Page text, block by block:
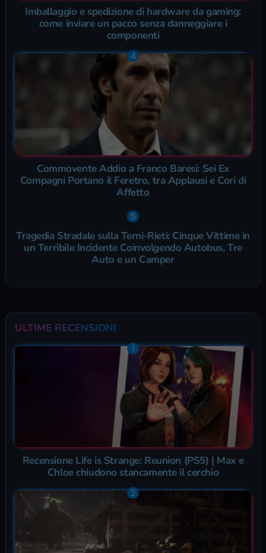
Imballaggio e spedizione di hardware da gaming:
come inviare un pacco senza danneggiare i
componenti
Commovente Addio a Franco Baresi: Sei Ex
Compagni Portano il Feretro, tra Applausi e Cori di
Affetto
Tragedia Stradale sulla Terni-Rieti: Cinque Vittime in
un Terribile Incidente Coinvolgendo Autobus, Tre
Auto e un Camper
ULTIME RECENSIONI
Recensione Life is Strange: Reunion (PS5) | Max e
Chloe chiudono stancamente il cerchio